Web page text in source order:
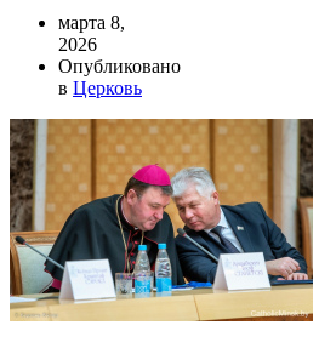
марта 8,
2026
Опубликовано
в Церковь